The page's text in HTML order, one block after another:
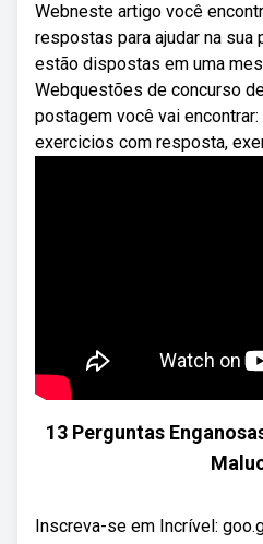
Webneste artigo você
respostas para ajudar na sua
estão dispostas em uma
Webquestões de concurso
postagem você vai
exercicios com resposta,
13 Perguntas
Inscreva-se em Incrível: